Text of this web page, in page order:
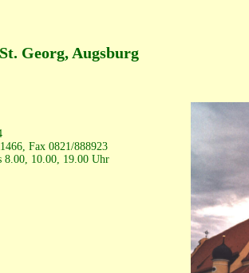
St. Georg, Augsburg
Fax 0821/888923
8.00, 10.00, 19.00 Uhr